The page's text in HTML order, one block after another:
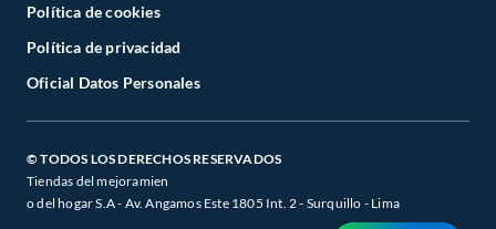
Política de cookies
Política de privacidad
Oficial Datos Personales
© TODOS LOS DERECHOS RESERVADOS
Tiendas del mejoramien
o del hogar S.A - Av. Angamos Este 1805 Int. 2 - Surquillo - Lima